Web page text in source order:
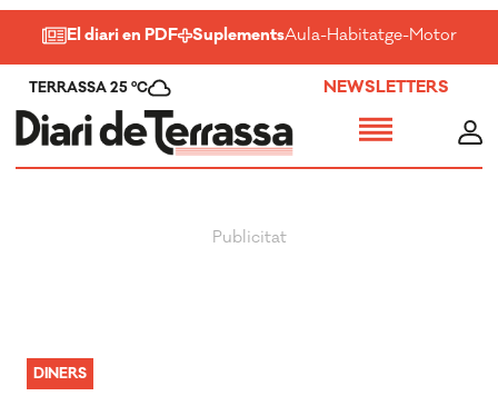
El diari en PDF SuplementsAula-Habitatge-Motor-
TERRASSA 25 ºC NEWSLETTERS
DINERS